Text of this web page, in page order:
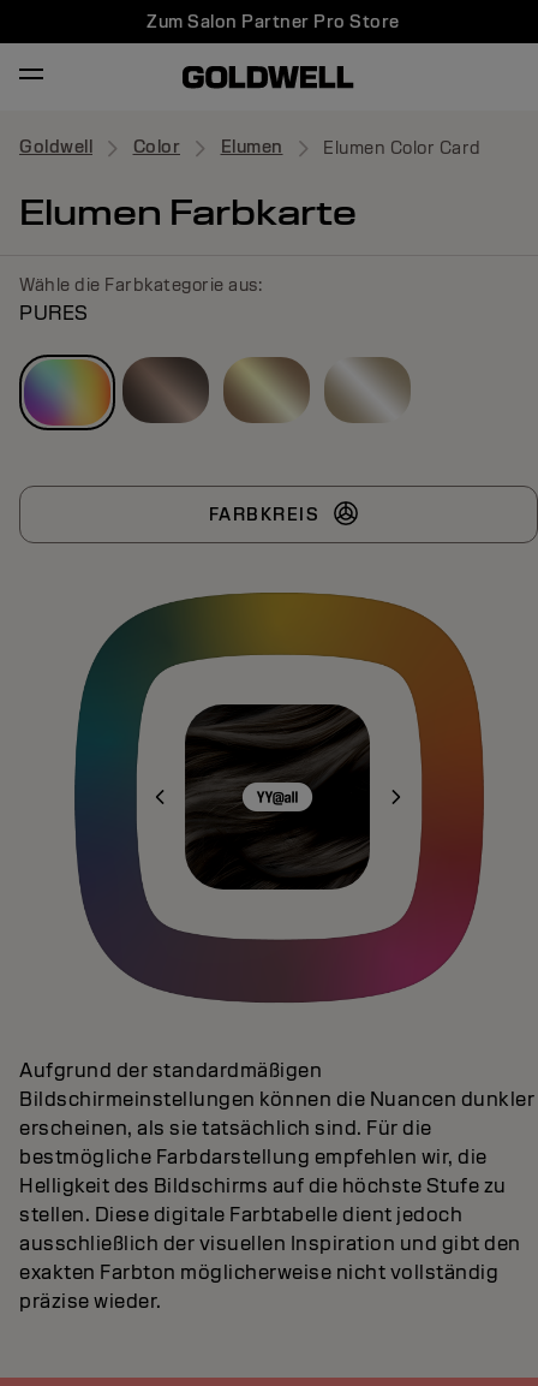
Zum Salon Partner Pro Store
Goldwell Color Elumen Elumen Color Card
Elumen Farbkarte
Wähle die Farbkategorie aus:
PURES
FARBKREIS
Aufgrund der standardmäßigen
Bildschirmeinstellungen können die Nuancen dunkler
erscheinen, als sie tatsächlich sind. Für die
bestmögliche Farbdarstellung empfehlen wir, die
Helligkeit des Bildschirms auf die höchste Stufe zu
stellen. Diese digitale Farbtabelle dient jedoch
ausschließlich der visuellen Inspiration und gibt den
exakten Farbton möglicherweise nicht vollständig
präzise wieder.